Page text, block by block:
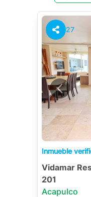
27
Inmueble
Vidamar
201
Acapulco